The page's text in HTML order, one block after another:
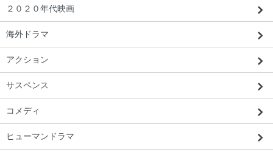
２０２０年代映画
海外ドラマ
アクション
サスペンス
コメディ
ヒューマンドラマ